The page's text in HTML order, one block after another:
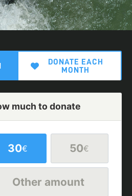
DONATE EACH
MONTH
much to donate
30€ 50€
Other amount